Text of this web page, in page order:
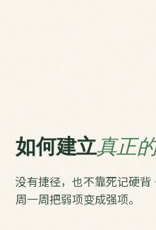
如何建立真正
没有捷径，也不靠死记硬
周一周把弱项变成强项。